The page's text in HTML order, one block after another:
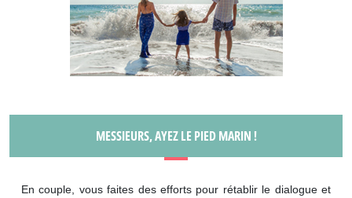
MESSIEURS, AYEZ LE PIED MARIN !
En couple, vous faites des efforts pour rétablir le dialogue et